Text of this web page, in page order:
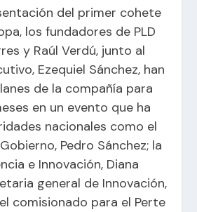
del primer cohete
los fundadores de PLD
y Raúl Verdú, junto al
Ezequiel Sánchez, han
de la compañía para
en un evento que ha
nacionales como el
Pedro Sánchez; la
e Innovación, Diana
general de Innovación,
comisionado para el Perte